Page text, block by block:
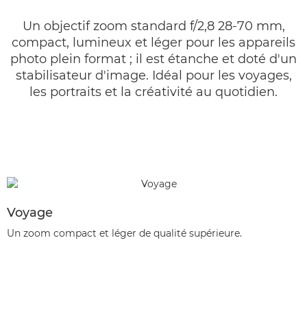
Un objectif zoom standard f/2,8 28-70 mm,
compact, lumineux et léger pour les appareils
photo plein format ; il est étanche et doté d'un
stabilisateur d'image. Idéal pour les voyages,
les portraits et la créativité au quotidien.
Voyage
Un zoom compact et léger de qualité supérieure.